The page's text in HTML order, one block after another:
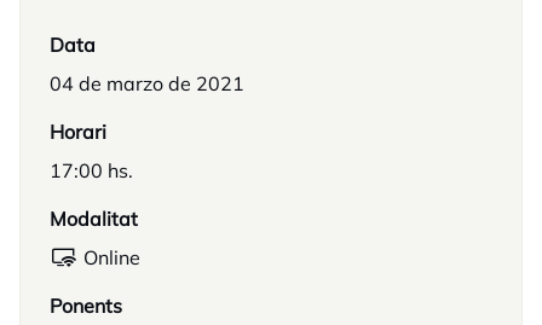
Data
04 de marzo de 2021
Horari
17:00 hs.
Modalitat
Online
Ponents